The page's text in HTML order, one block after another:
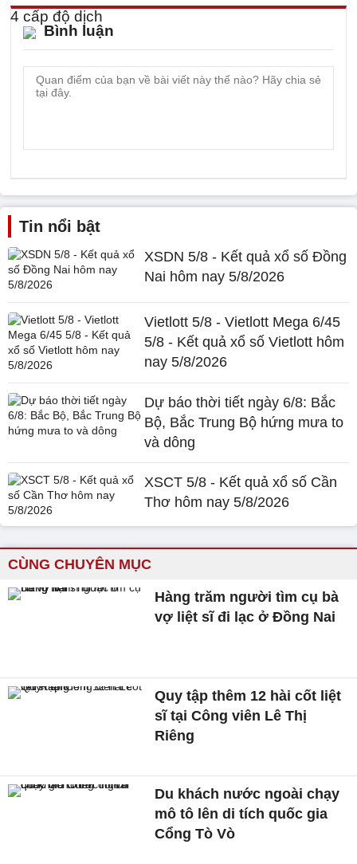
Bình luận
Tin nổi bật
XSDN 5/8 - Kết quả xổ số Đồng
Nai hôm nay 5/8/2026
Vietlott 5/8 - Vietlott Mega 6/45
5/8 - Kết quả xổ số Vietlott hôm
nay 5/8/2026
Dự báo thời tiết ngày 6/8: Bắc
Bộ, Bắc Trung Bộ hứng mưa to
và dông
XSCT 5/8 - Kết quả xổ số Cần
Thơ hôm nay 5/8/2026
CÙNG CHUYÊN MỤC
Hàng trăm người tìm cụ bà
vợ liệt sĩ đi lạc ở Đồng Nai
Quy tập thêm 12 hài cốt liệt
sĩ tại Công viên Lê Thị
Riêng
Du khách nước ngoài chạy
mô tô lên di tích quốc gia
Cổng Tò Vò